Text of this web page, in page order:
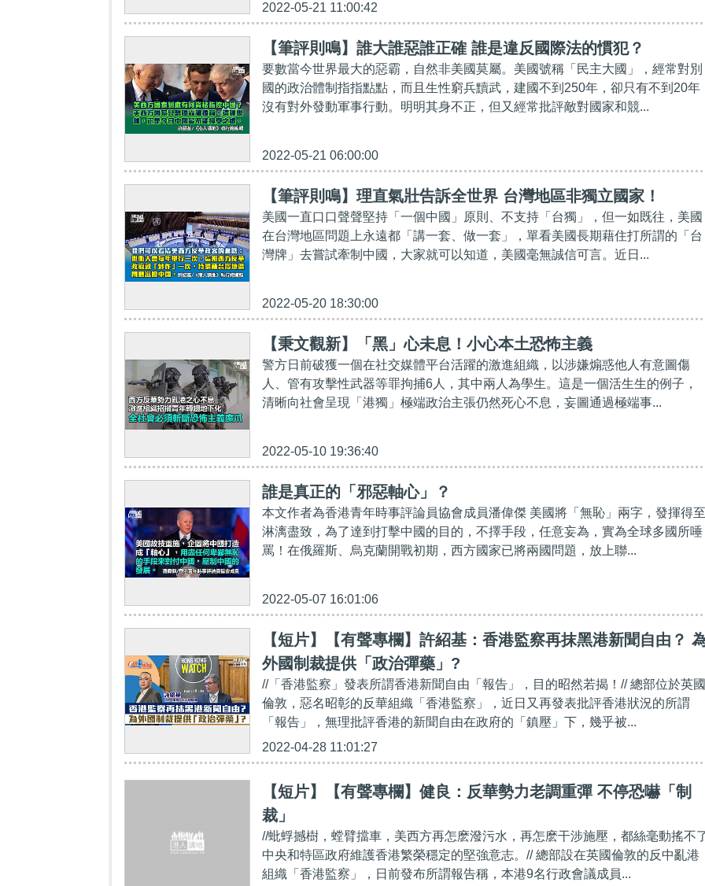
2022-05-21 11:00:42
【筆評則鳴】誰大誰惡誰正確 誰是違反國際法的慣犯？
要數當今世界最大的惡霸，自然非美國莫屬。美國號稱「民主大國」，經常對別
國的政治體制指指點點，而且生性窮兵黷武，建國不到250年，卻只有不到20年
沒有對外發動軍事行動。明明其身不正，但又經常批評敵對國家和競...
2022-05-21 06:00:00
【筆評則鳴】理直氣壯告訴全世界 台灣地區非獨立國家！
美國一直口口聲聲堅持「一個中國」原則、不支持「台獨」，但一如既往，美國
在台灣地區問題上永遠都「講一套、做一套」，單看美國長期藉住打所謂的「台
灣牌」去嘗試牽制中國，大家就可以知道，美國毫無誠信可言。近日...
2022-05-20 18:30:00
【秉文觀新】「黑」心未息！小心本土恐怖主義
警方日前破獲一個在社交媒體平台活躍的激進組織，以涉嫌煽惑他人有意圖傷
人、管有攻擊性武器等罪拘捕6人，其中兩人為學生。這是一個活生生的例子，
清晰向社會呈現「港獨」極端政治主張仍然死心不息，妄圖通過極端事...
2022-05-10 19:36:40
誰是真正的「邪惡軸心」？
本文作者為香港青年時事評論員協會成員潘偉傑 美國將「無恥」兩字，發揮得至
淋漓盡致，為了達到打擊中國的目的，不擇手段，任意妄為，實為全球多國所唾
罵！在俄羅斯、烏克蘭開戰初期，西方國家已將兩國問題，放上聯...
2022-05-07 16:01:06
【短片】【有聲專欄】許紹基：香港監察再抹黑港新聞自由？
外國制裁提供「政治彈藥」?
//「香港監察」發表所謂香港新聞自由「報告」，目的昭然若揭！// 總部位於英國
倫敦，惡名昭彰的反華組織「香港監察」，近日又再發表批評香港狀況的所謂
「報告」，無理批評香港的新聞自由在政府的「鎮壓」下，幾乎被...
2022-04-28 11:01:27
【短片】【有聲專欄】健良：反華勢力老調重彈 不停恐嚇「制
裁」
//蚍蜉撼樹，螳臂擋車，美西方再怎麽潑污水，再怎麽干涉施壓，都絲毫動搖不
中央和特區政府維護香港繁榮穩定的堅強意志。// 總部設在英國倫敦的反中亂港
組織「香港監察」，日前發布所謂報告稱，本港9名行政會議成員...